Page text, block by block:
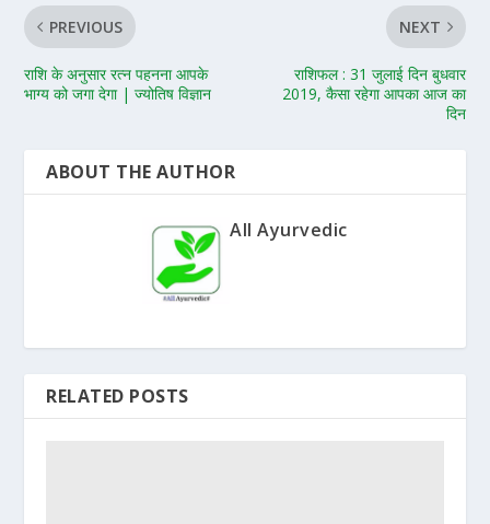
PREVIOUS
राशि के अनुसार रत्न पहनना आपके
भाग्य को जगा देगा | ज्योतिष विज्ञान
NEXT
राशिफल : 31 जुलाई दिन बुधवार
2019, कैसा रहेगा आपका आज का
दिन
ABOUT THE AUTHOR
All Ayurvedic
RELATED POSTS